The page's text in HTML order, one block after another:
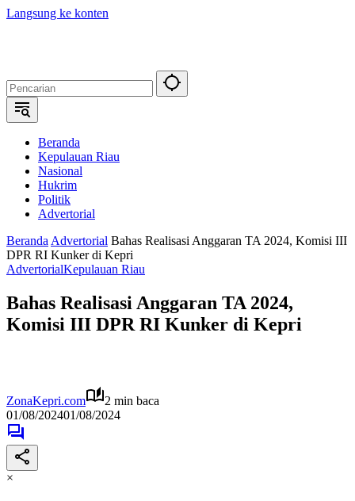
Langsung ke konten
Beranda
Kepulauan Riau
Nasional
Hukrim
Politik
Advertorial
Beranda Advertorial Bahas Realisasi Anggaran TA 2024, Komisi III
DPR RI Kunker di Kepri
AdvertorialKepulauan Riau
Bahas Realisasi Anggaran TA 2024,
Komisi III DPR RI Kunker di Kepri
ZonaKepri.com
2 min baca
01/08/202401/08/2024
×